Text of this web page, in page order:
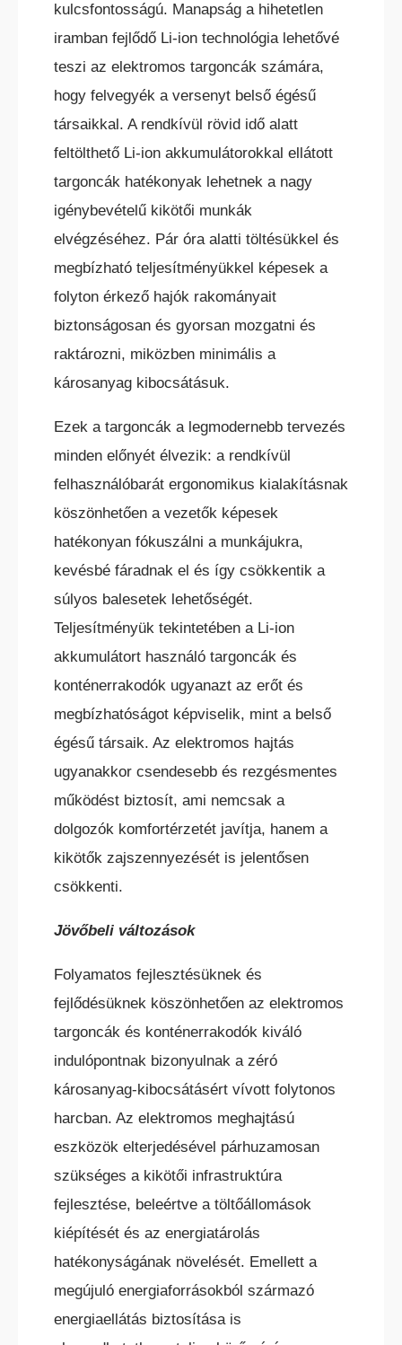
TARGONCA
SZEMÉLYEMELŐ
HC ÖNJÁRÓ KAROS/OSZLOPOS
BÉRELHETŐ TARGONCÁK
HASZNÁLT TARGONCÁK
AKCIÓS
TARGONCÁK
kulcsfontosságú. Manapság a hihetetlen
iramban fejlődő Li-ion technológia lehetővé
teszi az elektromos targoncák számára,
hogy felvegyék a versenyt belső égésű
társaikkal. A rendkívül rövid idő alatt
feltölthető Li-ion akkumulátorokkal ellátott
targoncák hatékonyak lehetnek a nagy
igénybevételű kikötői munkák
elvégzéséhez. Pár óra alatti töltésükkel és
megbízható teljesítményükkel képesek a
folyton érkező hajók rakományait
biztonságosan és gyorsan mozgatni és
raktározni, miközben minimális a
károsanyag kibocsátásuk.
Ezek a targoncák a legmodernebb tervezés
minden előnyét élvezik: a rendkívül
felhasználóbarát ergonomikus kialakításnak
köszönhetően a vezetők képesek
hatékonyan fókuszálni a munkájukra,
kevésbé fáradnak el és így csökkentik a
súlyos balesetek lehetőségét.
Teljesítményük tekintetében a Li-ion
akkumulátort használó targoncák és
konténerrakodók ugyanazt az erőt és
megbízhatóságot képviselik, mint a belső
égésű társaik. Az elektromos hajtás
ugyanakkor csendesebb és rezgésmentes
működést biztosít, ami nemcsak a
dolgozók komfortérzetét javítja, hanem a
kikötők zajszennyezését is jelentősen
csökkenti.
Jövőbeli változások
Folyamatos fejlesztésüknek és
fejlődésüknek köszönhetően az elektromos
targoncák és konténerrakodók kiváló
indulópontnak bizonyulnak a zéró
károsanyag-kibocsátásért vívott folytonos
harcban. Az elektromos meghajtású
eszközök elterjedésével párhuzamosan
szükséges a kikötői infrastruktúra
fejlesztése, beleértve a töltőállomások
kiépítését és az energiatárolás
hatékonyságának növelését. Emellett a
megújuló energiaforrásokból származó
energiaellátás biztosítása is